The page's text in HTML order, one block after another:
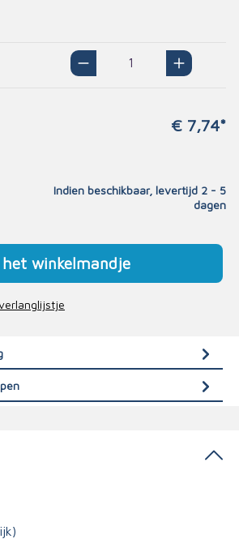
€ 7,74*
Indien beschikbaar, levertijd 2 - 5
dagen
het winkelmandje